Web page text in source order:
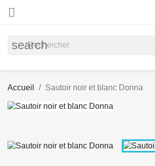

search
Accueil Sautoir noir et blanc Donna